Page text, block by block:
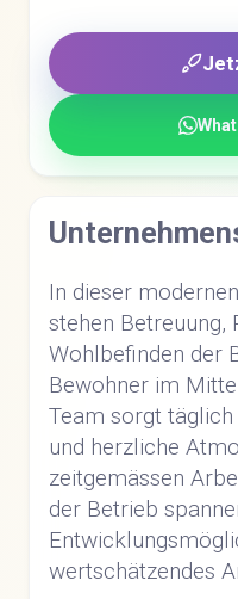
In dieser
stehen Betreuung,
Wohlbefinden der
Bewohner im
Team sorgt
und herzliche
zeitgemässen
der Betrieb
wertschätzendes